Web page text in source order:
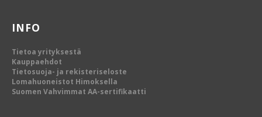
INFO
Tietoa yrityksestä
Kauppaehdot
Tietosuoja- ja rekisteriseloste
Lomahuoneistot Himoksella
Suomen Vahvimmat AA-sertifikaatti